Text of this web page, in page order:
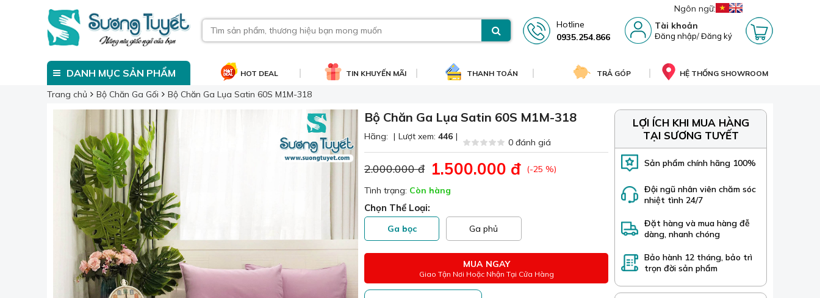
Ngôn ngữ:
Hotline
0935.254.866
Tài khoản
Đăng nhập/Đăng ký
DANH MỤC SẢN PHẨM HOT DEAL TIN KHUYẾN MÃI THANH TOÁN TRẢ GÓP HỆ THỐNG SHOWROOM
Trang chủ Bộ Chăn Ga Gối Bộ Chăn Ga Lụa Satin 60S M1M-318
Bộ Chăn Ga Lụa Satin 60S M1M-318
Hãng: | Lượt xem: 446 |
0 đánh giá
2.000.000 đ 1.500.000 đ
(-25 %)
Tình trạng: Còn hàng
Chọn Thể Loại:
Ga bọc Ga phủ
MUA NGAY
Giao Tận Nơi Hoặc Nhận Tại Cửa Hàng
LỢI ÍCH KHI MUA HÀNG
TẠI SƯƠNG TUYẾT
Sản phẩm chính hãng 100%
Đội ngũ nhân viên chăm sóc
nhiệt tình 24/7
Đặt hàng và mua hàng đễ
dàng, nhanh chóng
Bảo hành 12 tháng, bảo trì
trọn đời sản phẩm